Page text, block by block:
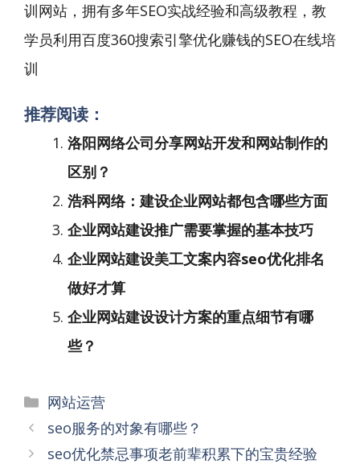
训网站，拥有多年SEO实战经验和高级教程，教
学员利用百度360搜索引擎优化赚钱的SEO在线培
训
推荐阅读：
洛阳网络公司分享网站开发和网站制作的
区别？
浩科网络：建设企业网站都包含哪些方面
企业网站建设推广需要掌握的基本技巧
企业网站建设美工文案内容seo优化排名
做好才算
企业网站建设设计方案的重点细节有哪
些？
分
类
网站运营
文
章
seo服务的对象有哪些？
seo优化禁忌事项老前辈积累下的宝贵经验